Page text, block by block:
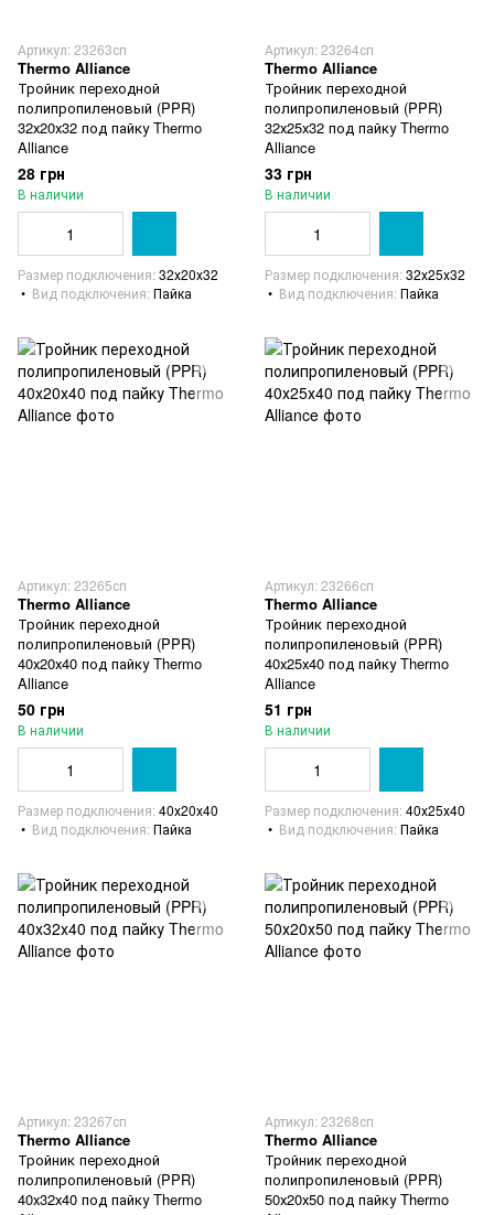
Артикул: 23263сп
Thermo Alliance
Тройник переходной
полипропиленовый (PPR)
32х20х32 под пайку Thermo
Alliance
28 грн
В наличии
Размер подключения 32х20х32
Вид подключения Пайка
Артикул: 23264сп
Thermo Alliance
Тройник переходной
полипропиленовый (PPR)
32х25х32 под пайку Thermo
Alliance
33 грн
В наличии
Размер подключения 32х25х32
Вид подключения Пайка
Артикул: 23265сп
Thermo Alliance
Тройник переходной
полипропиленовый (PPR)
40х20х40 под пайку Thermo
Alliance
50 грн
В наличии
Размер подключения 40х20х40
Вид подключения Пайка
Артикул: 23266сп
Thermo Alliance
Тройник переходной
полипропиленовый (PPR)
40х25х40 под пайку Thermo
Alliance
51 грн
В наличии
Размер подключения 40х25х40
Вид подключения Пайка
Артикул: 23267сп
Thermo Alliance
Тройник переходной
полипропиленовый (PPR)
40х32х40 под пайку Thermo
Артикул: 23268сп
Thermo Alliance
Тройник переходной
полипропиленовый (PPR)
50х20х50 под пайку Thermo